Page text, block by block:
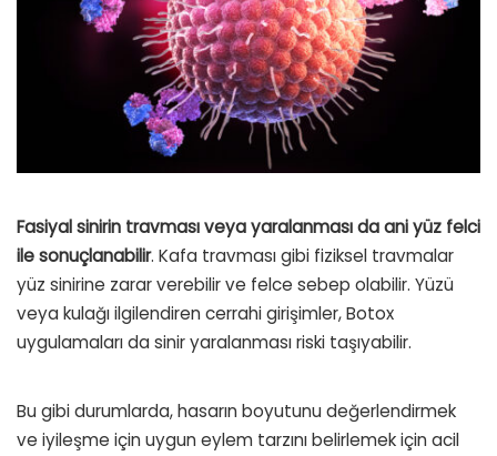
Fasiyal sinirin travması veya yaralanması da ani yüz felci
ile sonuçlanabilir. Kafa travması gibi fiziksel travmalar
yüz sinirine zarar verebilir ve felce sebep olabilir. Yüzü
veya kulağı ilgilendiren cerrahi girişimler, Botox
uygulamaları da sinir yaralanması riski taşıyabilir.
Bu gibi durumlarda, hasarın boyutunu değerlendirmek
ve iyileşme için uygun eylem tarzını belirlemek için acil